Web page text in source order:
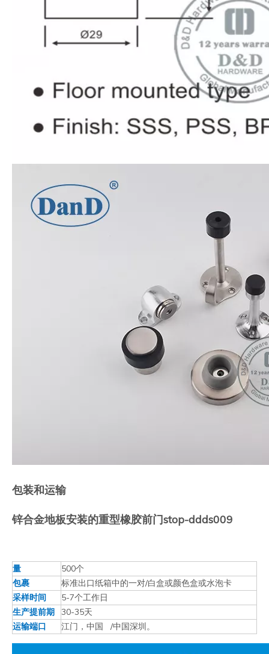
包装和运输
锌合金地板安装的重型橡胶前门stop-ddds009
量
500个
包裹
标准出口纸箱中的一对/白盒或颜色盒或水泡卡
采样时间
5-7个工作日
生产提前期
30-35天
运输端口
江门，中国 /中国深圳。